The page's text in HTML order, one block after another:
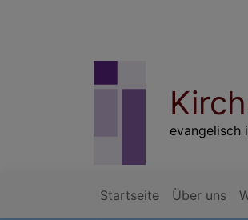
evangelisch
Startseite Über uns